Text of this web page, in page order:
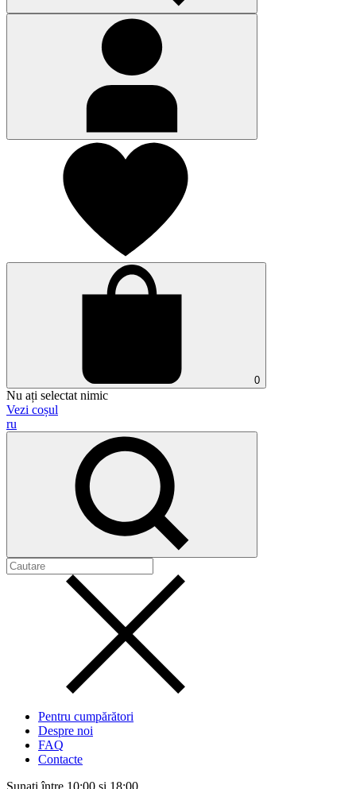
0
Nu ați selectat nimic
Vezi coșul
ru
Pentru cumpărători
Despre noi
FAQ
Contacte
Sunați între 10:00 și 18:00